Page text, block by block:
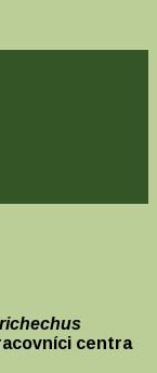
centra